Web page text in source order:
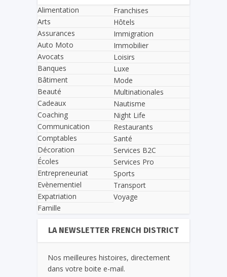
Alimentation
Arts
Assurances
Auto Moto
Avocats
Banques
Bâtiment
Beauté
Cadeaux
Coaching
Communication
Comptables
Décoration
Écoles
Entrepreneuriat
Evènementiel
Expatriation
Famille
Franchises
Hôtels
Immigration
Immobilier
Loisirs
Luxe
Mode
Multinationales
Nautisme
Night Life
Restaurants
Santé
Services B2C
Services Pro
Sports
Transport
Voyage
LA NEWSLETTER FRENCH DISTRICT
Nos meilleures histoires, directement
dans votre boite e-mail.